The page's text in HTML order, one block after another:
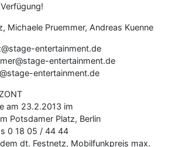
Michaele Pruemmer, Andreas Kuenne
entertainment.de
entertainment.de
entertainment.de
am 23.2.2013 im
Potsdamer Platz, Berlin
0 18 05 / 44 44
dt. Festnetz, Mobilfunkpreis max.